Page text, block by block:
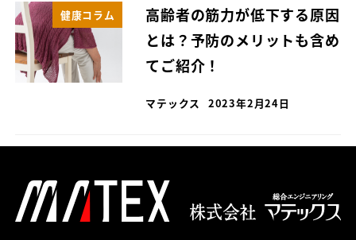
健康コラム
高齢者の筋力が低下する原因
とは？予防のメリットも含め
てご紹介！
マテックス 2023年2月24日